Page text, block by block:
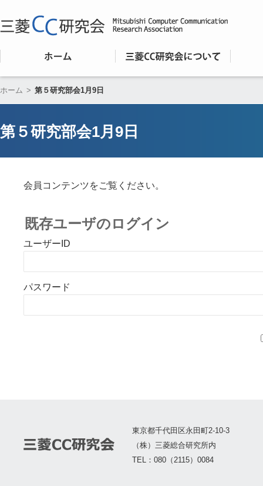
ホーム > 第５研究部会1月9日
第５研究部会1月9日
会員コンテンツをご覧ください。
既存ユーザのログイン
ユーザーID
パスワード
東京都千代田区永田町2-10-3
（株）三菱総合研究所内
TEL：080（2115）0084